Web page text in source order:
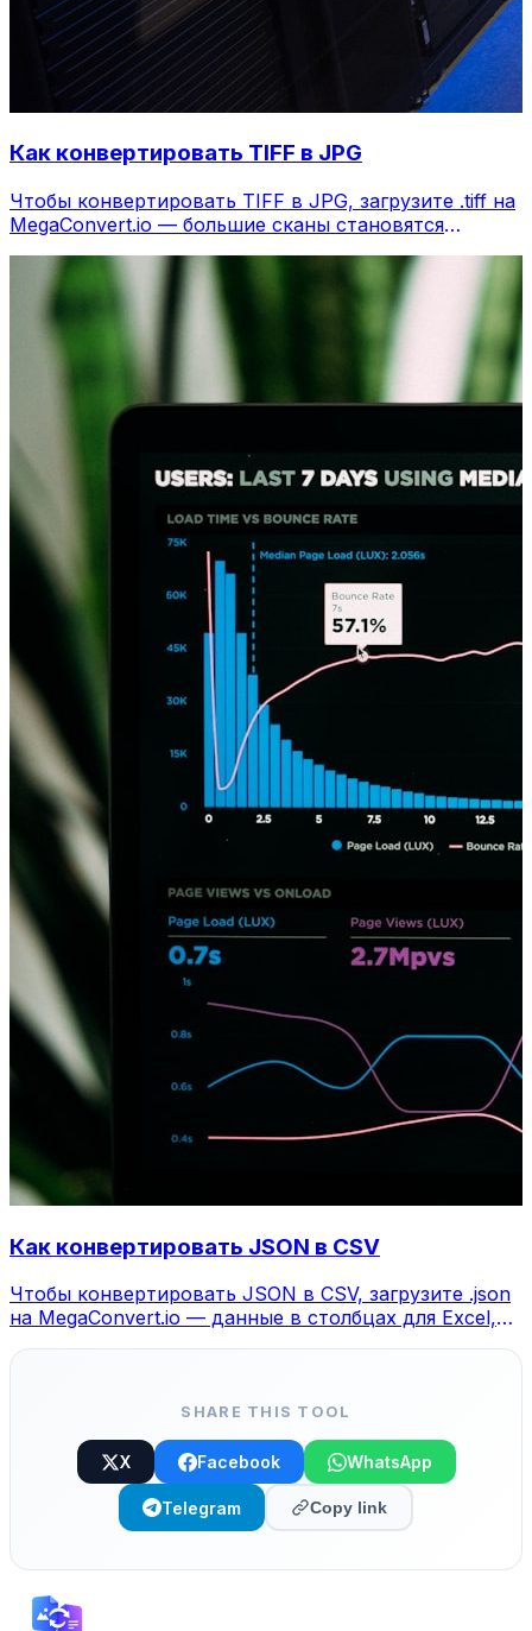
Как конвертировать TIFF в JPG
Чтобы конвертировать TIFF в JPG, загрузите .tiff на
MegaConvert.io — большие сканы становятся
Как конвертировать JSON в CSV
Чтобы конвертировать JSON в CSV, загрузите .json
на MegaConvert.io — данные в столбцах для Excel,
SHARE THIS TOOL
X Facebook WhatsApp
Telegram Copy link